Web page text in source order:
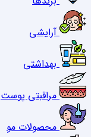
آرایشی
بهداشتی
مراقبتی پوست
محصولات مو